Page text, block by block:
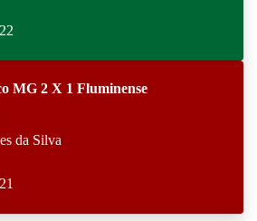
MG 2 X 1 Fluminense
da Silva